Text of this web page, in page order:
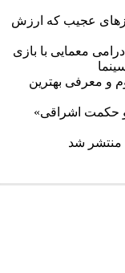
عجیب که ارزش
معمایی با بازی
و معرفی بهترین
حکمت اشراقی»
منتشر شد